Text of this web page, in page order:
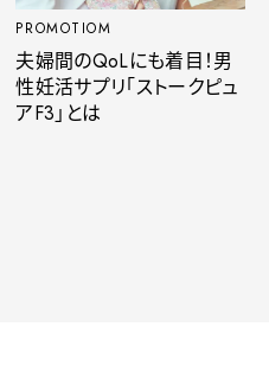
PROMOTIOM
夫婦間のQoLにも着目！男
性妊活サプリ「ストークピュ
アF3」とは